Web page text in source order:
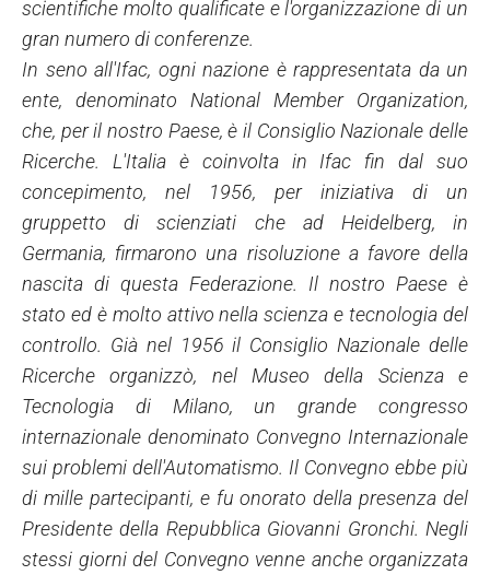
scientifiche molto qualificate e l'organizzazione di un
gran numero di conferenze.
In seno all'Ifac, ogni nazione è rappresentata da un
ente, denominato National Member Organization,
che, per il nostro Paese, è il Consiglio Nazionale delle
Ricerche. L'Italia è coinvolta in Ifac fin dal suo
concepimento, nel 1956, per iniziativa di un
gruppetto di scienziati che ad Heidelberg, in
Germania, firmarono una risoluzione a favore della
nascita di questa Federazione. Il nostro Paese è
stato ed è molto attivo nella scienza e tecnologia del
controllo. Già nel 1956 il Consiglio Nazionale delle
Ricerche organizzò, nel Museo della Scienza e
Tecnologia di Milano, un grande congresso
internazionale denominato Convegno Internazionale
sui problemi dell'Automatismo. Il Convegno ebbe più
di mille partecipanti, e fu onorato della presenza del
Presidente della Repubblica Giovanni Gronchi. Negli
stessi giorni del Convegno venne anche organizzata